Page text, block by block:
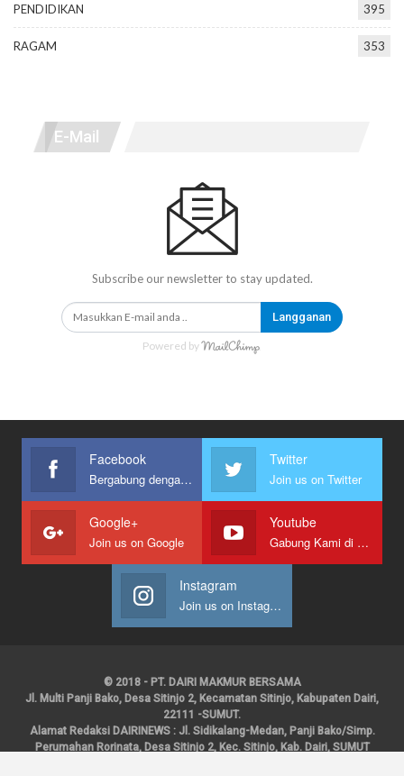
PENDIDIKAN 395
RAGAM 353
E-Mail
Subscribe our newsletter to stay updated.
Langganan
Powered by
Facebook
Bergabung dengan kami
Twitter
Join us on Twitter
Google+
Join us on Google
Youtube
Gabung Kami di Youtube
Instagram
Join us on Instagram
© 2018 - PT. DAIRI MAKMUR BERSAMA
Jl. Multi Panji Bako, Desa Sitinjo 2, Kecamatan Sitinjo, Kabupaten Dairi,
22111 -SUMUT.
Alamat Redaksi DAIRINEWS : Jl. Sidikalang-Medan, Panji Bako/Simp.
Perumahan Rorinata, Desa Sitinjo 2, Kec. Sitinjo, Kab. Dairi, SUMUT